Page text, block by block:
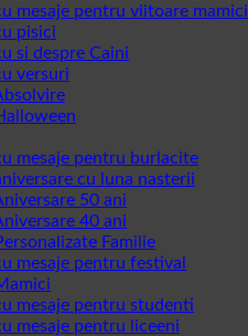
mesaje pentru viitoare mamici
pisici
si despre Caini
versuri
mesaje pentru burlacite
cu luna nasterii
50 ani
40 ani
Familie
mesaje pentru festival
mesaje pentru studenti
mesaje pentru liceeni